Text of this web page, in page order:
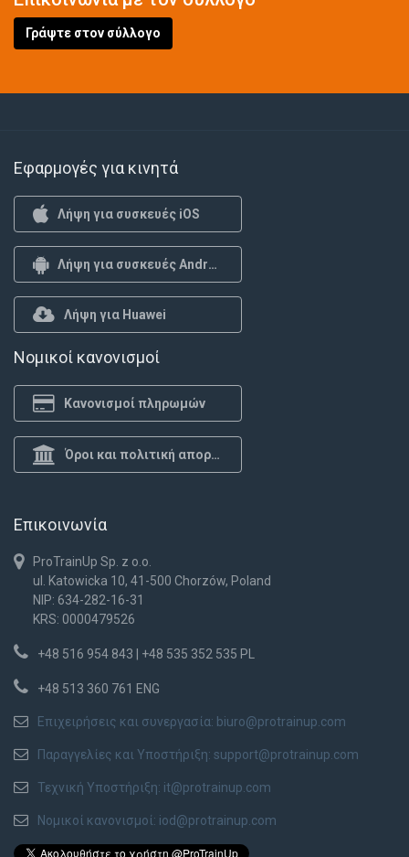
Γράψτε στον σύλλογο
Εφαρμογές για κινητά
Λήψη για συσκευές iOS
Λήψη για συσκευές Android
Λήψη για Huawei
Νομικοί κανονισμοί
Κανονισμοί πληρωμών
Όροι και πολιτική απορρήτου
Επικοινωνία
ProTrainUp Sp. z o.o.
ul. Katowicka 10, 41-500 Chorzów, Poland
NIP: 634-282-16-31
KRS: 0000479526
+48 516 954 843 | +48 535 352 535 PL
+48 513 360 761 ENG
Επιχειρήσεις και συνεργασία: biuro@protrainup.com
Παραγγελίες και Υποστήριξη: support@protrainup.com
Τεχνική Υποστήριξη: it@protrainup.com
Νομικοί κανονισμοί: iod@protrainup.com